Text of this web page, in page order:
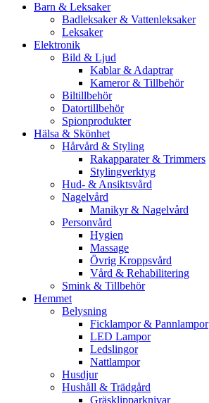
Barn & Leksaker
Badleksaker & Vattenleksaker
Leksaker
Elektronik
Bild & Ljud
Kablar & Adaptrar
Kameror & Tillbehör
Biltillbehör
Datortillbehör
Spionprodukter
Hälsa & Skönhet
Hårvård & Styling
Rakapparater & Trimmers
Stylingverktyg
Hud- & Ansiktsvård
Nagelvård
Manikyr & Nagelvård
Personvård
Hygien
Massage
Övrig Kroppsvård
Vård & Rehabilitering
Smink & Tillbehör
Hemmet
Belysning
Ficklampor & Pannlampor
LED Lampor
Ledslingor
Nattlampor
Husdjur
Hushåll & Trädgård
Gräsklipparknivar